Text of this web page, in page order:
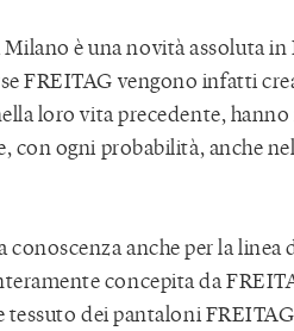
è una novità assoluta in
FREITAG vengono infatti
loro vita precedente,
con ogni probabilità, anche
conoscenza anche per la linea
concepita da
dei pantaloni